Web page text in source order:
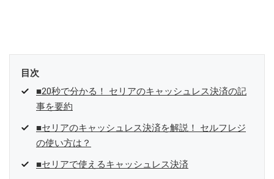
目次
■20秒で分かる！ セリアのキャッシュレス決済の記
事を要約
■セリアのキャッシュレス決済を解説！ セルフレジ
の使い方は？
■セリアで使えるキャッシュレス決済